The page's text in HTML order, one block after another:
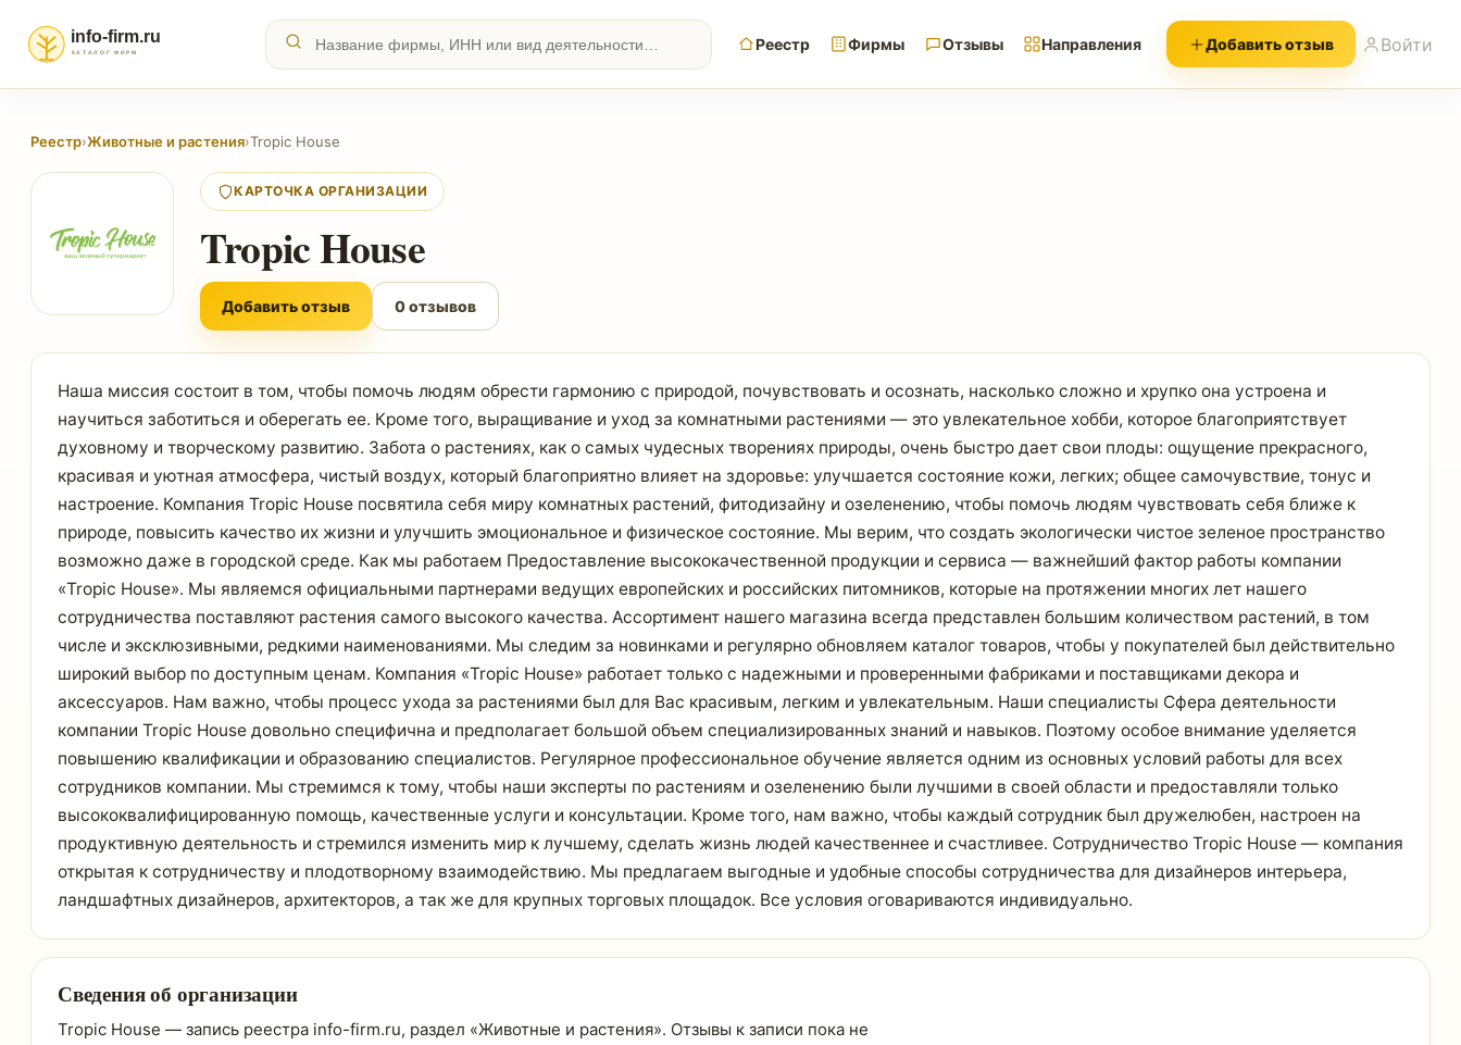
Реестр Фирмы Отзывы Направления Добавить отзыв Войти
Реестр›Животные и растения›Tropic House
КАРТОЧКА ОРГАНИЗАЦИИ
Tropic House
Добавить отзыв 0 отзывов
Наша миссия состоит в том, чтобы помочь людям обрести гармонию с природой, почувствовать и осознать, насколько сложно и хрупко она устроена и
научиться заботиться и оберегать ее. Кроме того, выращивание и уход за комнатными растениями — это увлекательное хобби, которое благоприятствует
духовному и творческому развитию. Забота о растениях, как о самых чудесных творениях природы, очень быстро дает свои плоды: ощущение прекрасного,
красивая и уютная атмосфера, чистый воздух, который благоприятно влияет на здоровье: улучшается состояние кожи, легких; общее самочувствие, тонус и
настроение. Компания Tropic House посвятила себя миру комнатных растений, фитодизайну и озеленению, чтобы помочь людям чувствовать себя ближе к
природе, повысить качество их жизни и улучшить эмоциональное и физическое состояние. Мы верим, что создать экологически чистое зеленое пространство
возможно даже в городской среде. Как мы работаем Предоставление высококачественной продукции и сервиса — важнейший фактор работы компании
«Tropic House». Мы являемся официальными партнерами ведущих европейских и российских питомников, которые на протяжении многих лет нашего
сотрудничества поставляют растения самого высокого качества. Ассортимент нашего магазина всегда представлен большим количеством растений, в том
числе и эксклюзивными, редкими наименованиями. Мы следим за новинками и регулярно обновляем каталог товаров, чтобы у покупателей был действительно
широкий выбор по доступным ценам. Компания «Tropic House» работает только с надежными и проверенными фабриками и поставщиками декора и
аксессуаров. Нам важно, чтобы процесс ухода за растениями был для Вас красивым, легким и увлекательным. Наши специалисты Сфера деятельности
компании Tropic House довольно специфична и предполагает большой объем специализированных знаний и навыков. Поэтому особое внимание уделяется
повышению квалификации и образованию специалистов. Регулярное профессиональное обучение является одним из основных условий работы для всех
сотрудников компании. Мы стремимся к тому, чтобы наши эксперты по растениям и озеленению были лучшими в своей области и предоставляли только
высококвалифицированную помощь, качественные услуги и консультации. Кроме того, нам важно, чтобы каждый сотрудник был дружелюбен, настроен на
продуктивную деятельность и стремился изменить мир к лучшему, сделать жизнь людей качественнее и счастливее. Сотрудничество Tropic House — компания
открытая к сотрудничеству и плодотворному взаимодействию. Мы предлагаем выгодные и удобные способы сотрудничества для дизайнеров интерьера,
ландшафтных дизайнеров, архитекторов, а так же для крупных торговых площадок. Все условия оговариваются индивидуально.
Сведения об организации
Tropic House — запись реестра info-firm.ru, раздел «Животные и растения». Отзывы к записи пока не